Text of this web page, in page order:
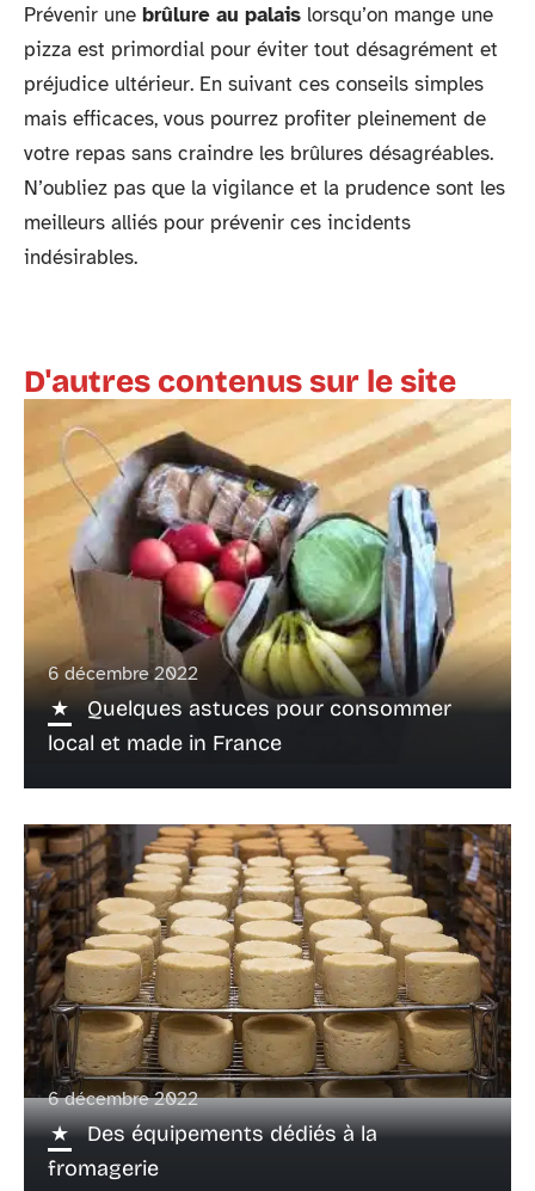
Prévenir une brûlure au palais lorsqu’on mange une
pizza est primordial pour éviter tout désagrément et
préjudice ultérieur. En suivant ces conseils simples
mais efficaces, vous pourrez profiter pleinement de
votre repas sans craindre les brûlures désagréables.
N’oubliez pas que la vigilance et la prudence sont les
meilleurs alliés pour prévenir ces incidents
indésirables.
D'autres contenus sur le site
6 décembre 2022
Quelques astuces pour consommer
local et made in France
6 décembre 2022
Des équipements dédiés à la
fromagerie